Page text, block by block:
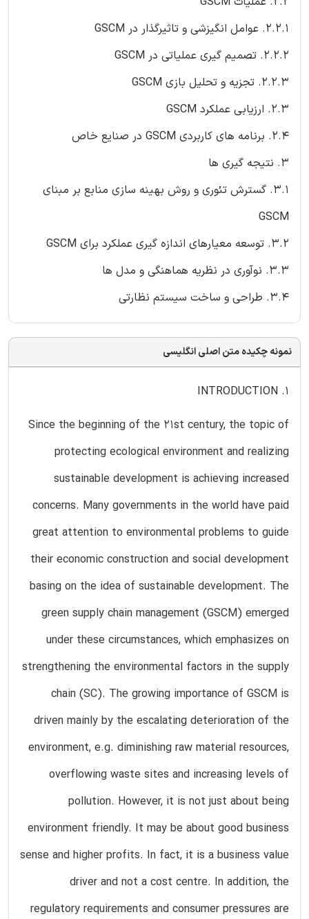
2.2.1. عوامل انگیزشی و تاثیرگذار در GSCM
2.2.2. تصمیم گیری عملیاتی در GSCM
2.2.3. تجزیه و تحلیل بازی GSCM
2.3. ارزیابی عملکرد GSCM
2.4. برنامه های کاربردی GSCM در صنایع خاص
3. نتیجه گیری ها
3.1. گسترش تئوری و روش بهینه سازی منابع بر مبنای
GSCM
3.2. توسعه معیارهای اندازه گیری عملکرد برای GSCM
3.3. نوآوری در نظریه هماهنگی و مدل ها
3.4. طراحی و ساخت سیستم نظارتی
نمونه چکیده متن اصلی انگلیسی
1. INTRODUCTION
Since the beginning of the 21st century, the topic of
protecting ecological environment and realizing
sustainable development is achieving increased
concerns. Many governments in the world have paid
great attention to environmental problems to guide
their economic construction and social development
basing on the idea of sustainable development. The
green supply chain management (GSCM) emerged
under these circumstances, which emphasizes on
strengthening the environmental factors in the supply
chain (SC). The growing importance of GSCM is
driven mainly by the escalating deterioration of the
environment, e.g. diminishing raw material resources,
overflowing waste sites and increasing levels of
pollution. However, it is not just about being
environment friendly. It may be about good business
sense and higher profits. In fact, it is a business value
driver and not a cost centre. In addition, the
regulatory requirements and consumer pressures are